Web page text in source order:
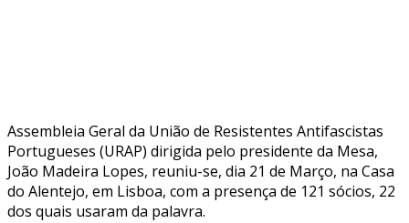
Assembleia Geral da União de Resistentes Antifascistas
Portugueses (URAP) dirigida pelo presidente da Mesa,
João Madeira Lopes, reuniu-se, dia 21 de Março, na Casa
do Alentejo, em Lisboa, com a presença de 121 sócios, 22
dos quais usaram da palavra.